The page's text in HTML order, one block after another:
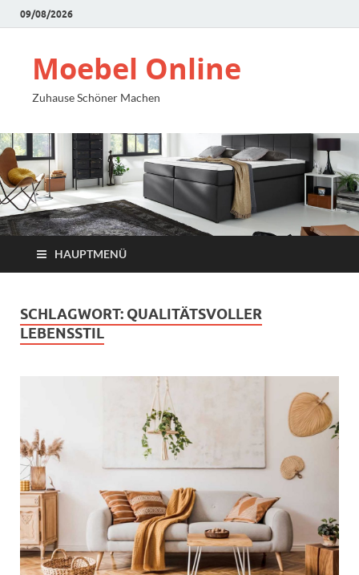
09/08/2026
Moebel Online
Zuhause Schöner Machen
HAUPTMENÜ
SCHLAGWORT: QUALITÄTSVOLLER
LEBENSSTIL